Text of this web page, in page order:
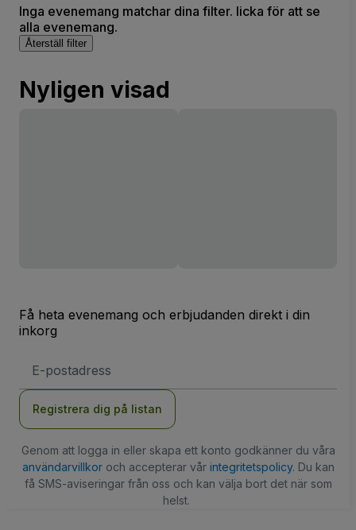
Inga evenemang matchar dina filter. licka för att se
alla evenemang.
Återställ filter
Nyligen visad
Få heta evenemang och erbjudanden direkt i din
inkorg
postadress
Registrera dig på listan
Genom att logga in eller skapa ett konto godkänner du våra
användarvillkoroch accepterar vår integritetspolicy. Du kan
få SMS-aviseringar från oss och kan välja bort det när som
helst.